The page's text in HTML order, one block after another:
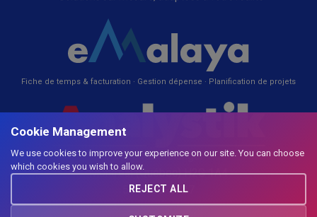
Fiche de temps & facturation · Gestion dépense · Planification de projets
1430 rue Bélanger
Montréal (Québec) H2G 1A4
514-278-2727
Cookie Management
We use cookies to improve your experience on our site. You can choose
which cookies you wish to allow.
REJECT ALL